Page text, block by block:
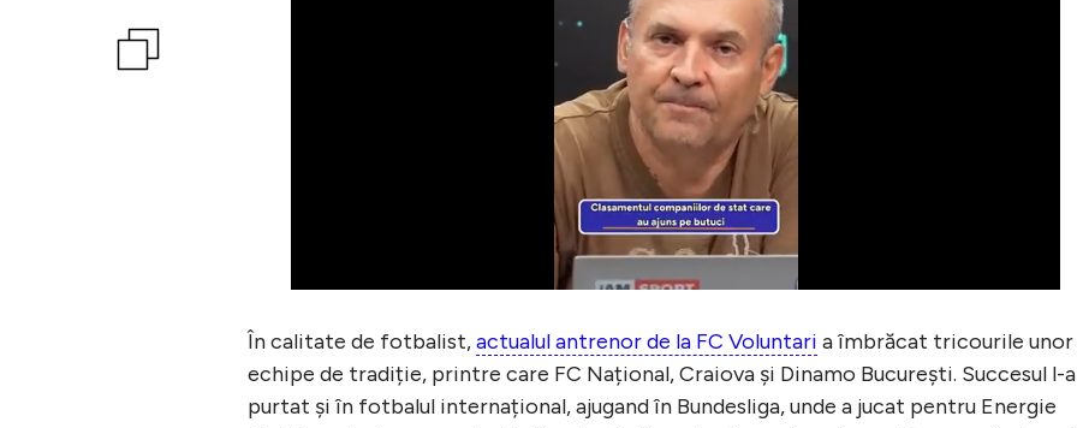
În calitate de fotbalist,actualul antrenor de la FC Voluntari a îmbrăcat tricourile unor
echipe de tradiție, printre care FC Național, Craiova și Dinamo București. Succesul l-a
purtat și în fotbalul internațional, ajugand în Bundesliga, unde a jucat pentru Energie